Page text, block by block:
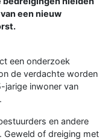
een nieuw
een onderzoek
de verdachte worden
jarige inwoner van
en andere
Geweld of dreiging met